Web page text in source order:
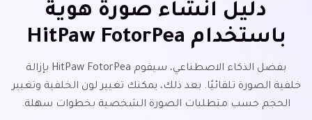
دليل انشاء صورة هوية
باستخدام HitPaw FotorPea
بفضل الذكاء الاصطناعي، سيقوم HitPaw FotorPea بإزالة
خلفية الصورة تلقائيًا. بعد ذلك، يمكنك تغيير لون الخلفية وتغيير
الحجم حسب متطلبات الصورة الشخصية بخطوات سهلة.